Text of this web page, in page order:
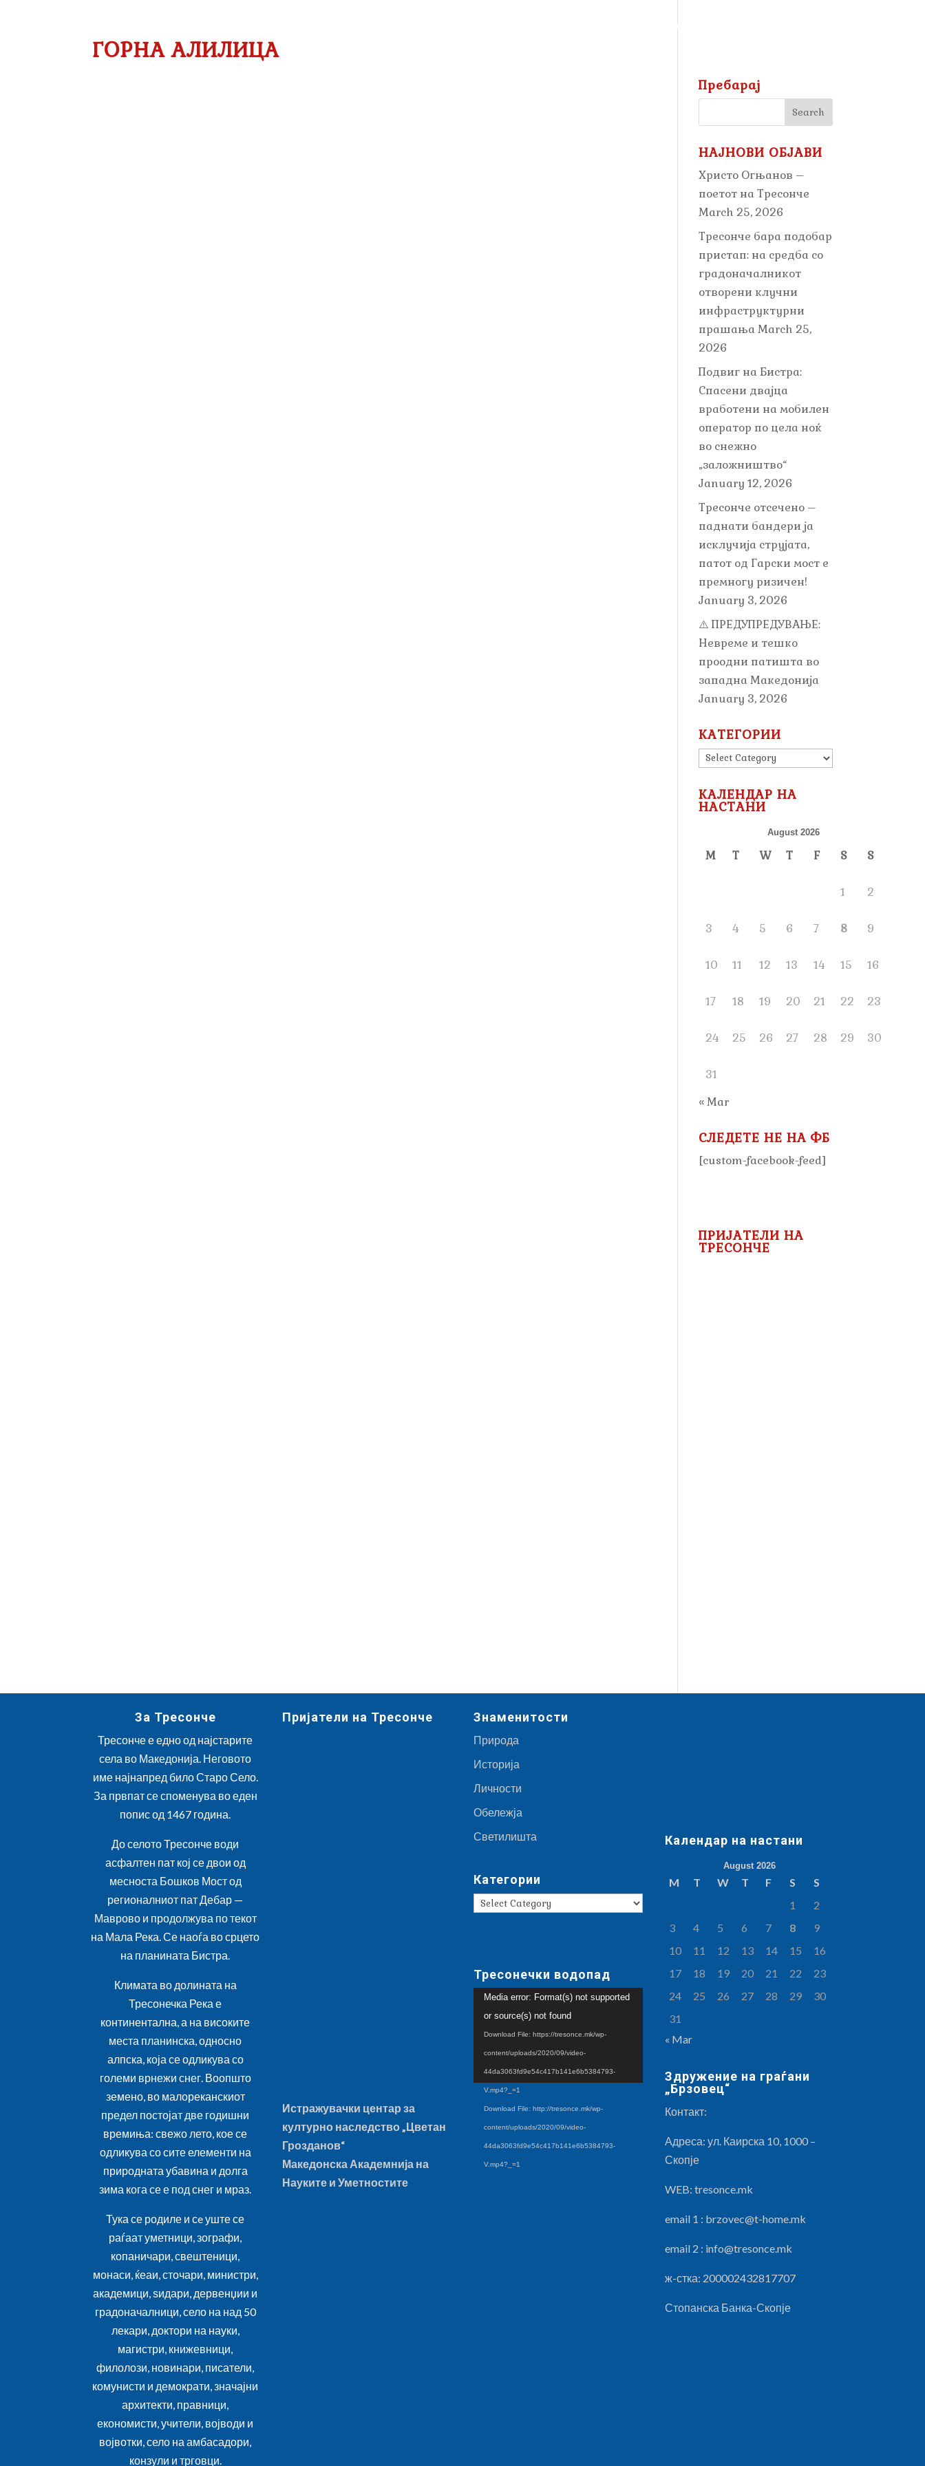
ПРИРОДА
ГОРНА АЛИЛИЦА
Пребарај
НАЈНОВИ ОБЈАВИ
Христо Огњанов –
поетот на Тресонче
March 25, 2026
Тресонче бара подобар
пристап: на средба со
градоначалникот
отворени клучни
инфраструктурни
прашањаMarch 25,
2026
Подвиг на Бистра:
Спасени двајца
вработени на мобилен
оператор по цела ноќ
во снежно
„заложништво“
January 12, 2026
Тресонче отсечено –
паднати бандери ја
исклучија струјата,
патот од Гарски мост е
премногу ризичен!
January 3, 2026
⚠️ ПРЕДУПРЕДУВАЊЕ:
Невреме и тешко
проодни патишта во
западна Македонија
January 3, 2026
КАТЕГОРИИ
КАТЕГОРИИ
КАЛЕНДАР НА
НАСТАНИ
August 2026
M T W T F S S
1 2
3 4 5 6 7 8 9
10 11 12 13 14 15 16
17 18 19 20 21 22 23
24 25 26 27 28 29 30
31
« Mar
СЛЕДЕТЕ НЕ НА ФБ
[custom-facebook-feed]
ПРИЈАТЕЛИ НА
ТРЕСОНЧЕ
За Тресонче
Тресонче е едно од најстарите
села во Македонија. Неговото
име најнапред било Старо Село.
За првпат се споменува во еден
попис од 1467 година.
До селото Тресонче води
асфалтен пат кој се двои од
месноста Бошков Мост од
регионалниот пат Дебар —
Маврово и продолжува по текот
на Мала Река. Се наоѓа во срцето
на планината Бистра.
Климата во долината на
Тресонечка Река е
континентална, а на високите
места планинска, односно
алпска, која се одликува со
големи врнежи снег. Воопшто
земено, во малореканскиот
предел постојат две годишни
времиња: свежо лето, кое се
одликува со сите елементи на
природната убавина и долга
зима кога се е под снег и мраз.
Тука се родиле и сe уште се
раѓаат уметници, зографи,
копаничари, свештеници,
монаси, ќеаи, сточари, министри,
академици, ѕидари, дервенџии и
градоначалници, село на над 50
лекари, доктори на науки,
магистри, книжевници,
филолози, новинари, писатели,
комунисти и демократи, значајни
архитекти, правници,
економисти, учители, војводи и
војвотки, село на амбасадори,
конзули и трговци.
Пријатели на Тресонче
Истражувачки центар за
културно наследство „Цветан
Грозданов“
Македонска Академнија на
Науките и Уметностите
Знаменитости
Природа
Историја
Личности
Обележја
Светилишта
Категории
Категории
Тресонечки водопад
Video
Player
Media error: Format(s) not supported
or source(s) not found
Download File: https://tresonce.mk/wp-
content/uploads/2020/09/video-
44da3063fd9e54c417b141e6b5384793-
V.mp4?_=1
Download File: http://tresonce.mk/wp-
content/uploads/2020/09/video-
44da3063fd9e54c417b141e6b5384793-
V.mp4?_=1
Календар на настани
August 2026
M T W T F S
S
1
2
3
4 5 6 7 8
9
10
11 12 13 14 15
16
17
18 19 20 21 22
23
24
25 26 27 28 29
30
31
« Mar
Здружение на граѓани
„Брзовец“
Контакт:
Адреса: ул. Каирска 10, 1000 –
Скопје
WEB: tresonce.mk
email 1 : brzovec@t-home.mk
email 2 : info@tresonce.mk
ж-стка: 200002432817707
Стопанска Банка-Скопје